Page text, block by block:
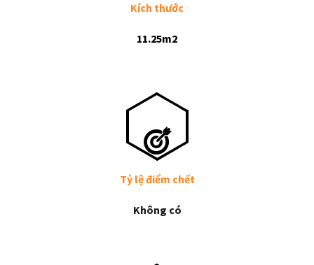
Kích thước
11.25m2
Tỷ lệ điểm chết
Không có